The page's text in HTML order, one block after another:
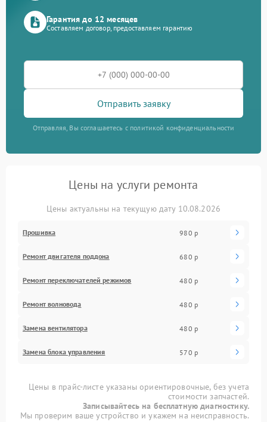
Гарантия до 12 месяцев
Составляем договор, предоставляем гарантию
Отправить заявку
Отправляя, Вы соглашаетесь с политикой конфиденциальности
Цены на услуги ремонта
Цены актуальны на текущую дату 10.08.2026
Прошивка 980 р
Ремонт двигателя поддона 680 р
Ремонт переключателей режимов 480 р
Ремонт волновода 480 р
Замена вентилятора 480 р
Замена блока управления 570 р
Цены в прайс-листе указаны ориентировочные, без учета
стоимости запчастей.
Записывайтесь на бесплатную диагностику.
Мы проверим ваше устройство и укажем на неисправность.